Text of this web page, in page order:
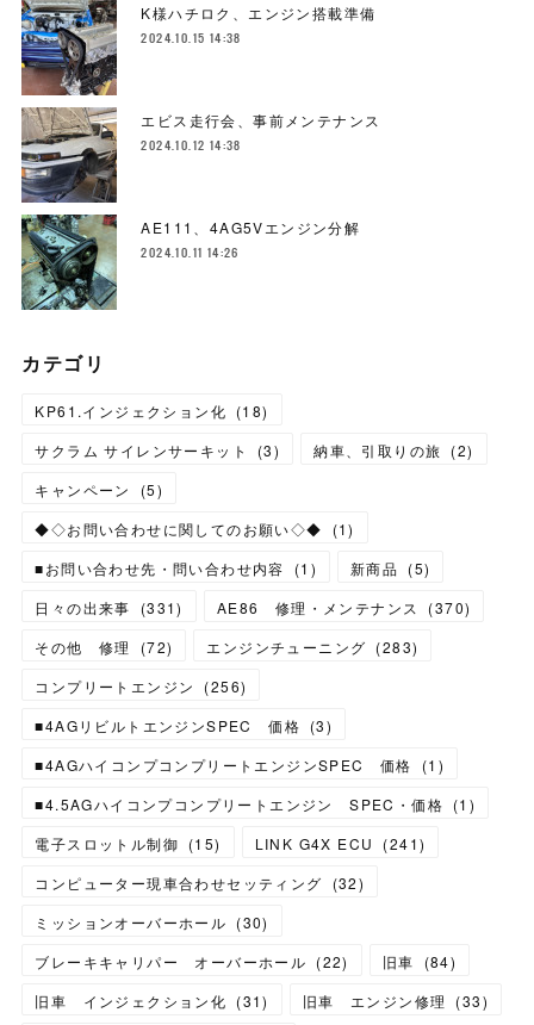
K様ハチロク、エンジン搭載準備
2024.10.15 14:38
エビス走行会、事前メンテナンス
2024.10.12 14:38
AE111、4AG5Vエンジン分解
2024.10.11 14:26
カテゴリ
KP61.インジェクション化 (18)
サクラム サイレンサーキット
(3) 納車、引取りの旅 (2)
キャンペーン
(5)
◆◇お問い合わせに関してのお願い◇◆
(1)
■お問い合わせ先・問い合わせ内容
(1 ) 新商品 (5)
日々の出来事
(331) AE86 修理・メンテナンス (370)
その他 修理
(72) エンジンチューニング (283)
コンプリートエンジン
(256)
■4AGリビルトエンジンSPEC 価格 (3)
■4AGハイコンプコンプリートエンジンSPEC 価格
(1 )
■4.5AGハイコンプコンプリートエンジン SPEC・価格 (1 )
電子スロットル制御 (15) LINK G4X ECU (241)
コンピューター現車合わせセッティング
(32)
ミッションオーバーホール (30)
ブレーキキャリパー オーバーホール (22) 旧車 (84)
旧車 インジェクション化 (31) 旧車 エンジン修理 (33)